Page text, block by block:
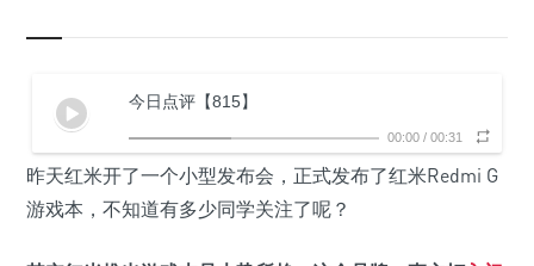
今日点评【815】
00:00 / 00:31
昨天红米开了一个小型发布会，正式发布了红米Redmi G
游戏本，不知道有多少同学关注了呢？